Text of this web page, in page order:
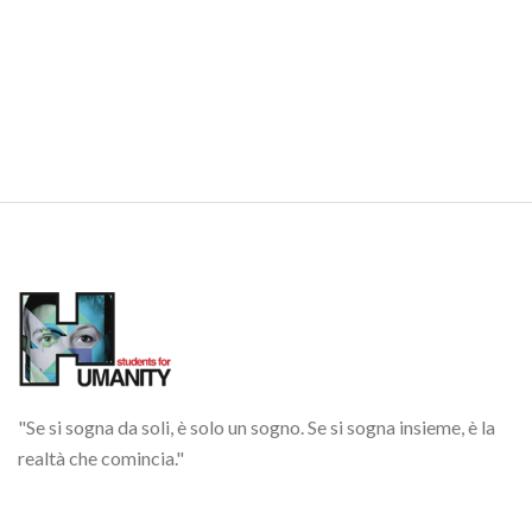
"Se si sogna da soli, è solo un sogno. Se si sogna insieme, è la
realtà che comincia."